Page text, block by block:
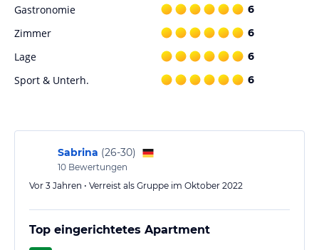
Umgebung der Ferienwohnungen Bali auch andere
Freizeitaktivitäten genießen. Besuchen Sie Restaurants, Cafés und
Geschäfte in der Nähe oder erkunden Sie die schöne Landschaft
Hinweis: Verfasst von HolidayCheck mit Hilfe von KI. Alle
Angaben ohne Gewähr. Bitte lies vor der Buchung die
verbindlichenAngebotsdetails
Gastronomie 6
Zimmer 6
Lage 6
Sport & Unterh. 6
Sabrina (26-30)
10 Bewertungen
Vor 3 Jahren • Verreist als Gruppe im Oktober 2022
Top eingerichtetes Apartment